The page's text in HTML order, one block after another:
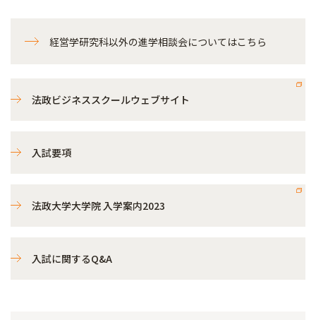
経営学研究科以外の進学相談会についてはこちら
法政ビジネススクールウェブサイト
入試要項
法政大学大学院 入学案内2023
入試に関するQ&A